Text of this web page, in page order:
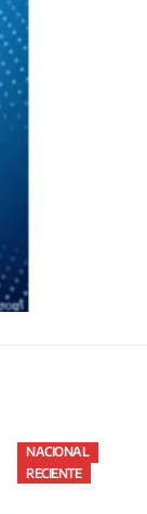
NACIONAL
RECIENTE